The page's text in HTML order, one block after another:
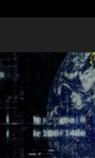
contenido